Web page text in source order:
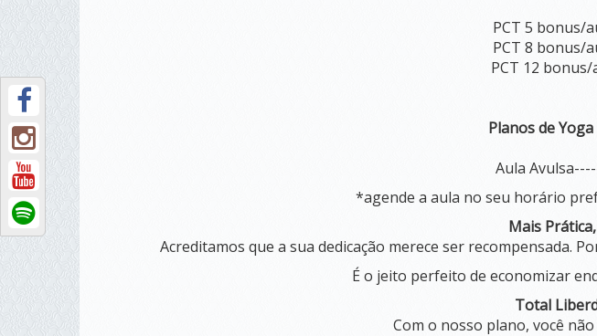
PCT 5 bonus/
PCT 8 bonus/
PCT 12
Planos de
Aula
*agende a aula no seu horário
Mais
Acreditamos que a sua dedicação merece ser recompensada.
É o jeito perfeito de economizar
Total
Com o nosso plano, você